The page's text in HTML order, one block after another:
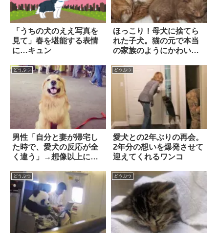
「うちの犬のええ写真を
見て」春を堪能する表情
に…キュン
ほっこり！母犬に捨てら
れた子犬。猫の元で本当
の家族のようにかわいが
どうぶつ
男性「自分と妻が帰宅し
た時で、愛犬の反応が全
く違う」→想像以上に露
どうぶつ
愛犬との2年ぶりの再会。
2年分の想いを爆発させて
迎えてくれるワンコ
どうぶつ どうぶつ